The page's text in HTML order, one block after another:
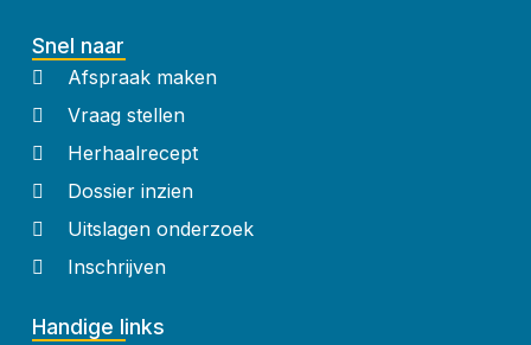
Snel naar
Afspraak maken
Vraag stellen
Herhaalrecept
Dossier inzien
Uitslagen onderzoek
Inschrijven
Handige links